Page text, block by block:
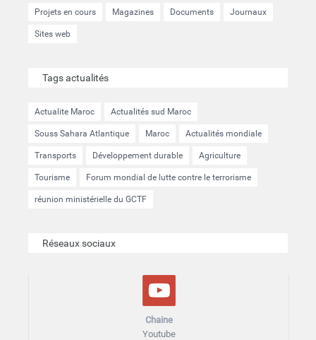
Projets en cours Magazines Documents Journaux
Sites web
Tags actualités
Actualite Maroc Actualités sud Maroc
Souss Sahara Atlantique Maroc Actualités mondiale
Transports Développement durable Agriculture
Tourisme Forum mondial de lutte contre le terrorisme
réunion ministérielle du GCTF
Réseaux sociaux
Chaine
Youtube